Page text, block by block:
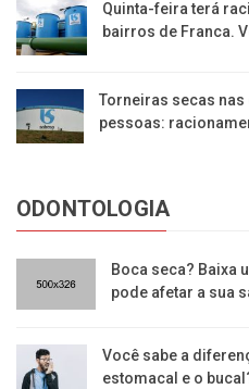
Quinta-feira terá
bairros de Franca.
Torneiras secas
pessoas:
ODONTOLOGIA
Boca seca? Baixa
pode afetar a sua
Você sabe a
estomacal e o